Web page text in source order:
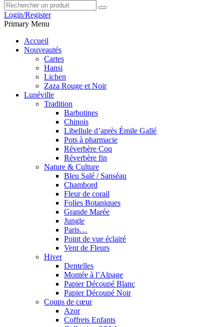
Login/Register
Primary Menu
Accueil
Nouveautés
Cartes
Hansi
Lichen
Zaza Rouge et Noir
Lunéville
Tradition
Barbotines
Chinois
Libellule d’après Émile Gallé
Pots à pharmacie
Réverbère Coq
Réverbère fin
Nature & Culture
Bleu Salé / Sanséau
Chambord
Fleur de corail
Folies Botaniques
Grande Marée
Jungle
Paris…
Point de vue éclairé
Vent de Fleurs
Hiver
Dentelles
Montée à l’Alpage
Papier Découpé Blanc
Papier Découpé Noir
Coups de cœur
Azor
Coffrets Enfants